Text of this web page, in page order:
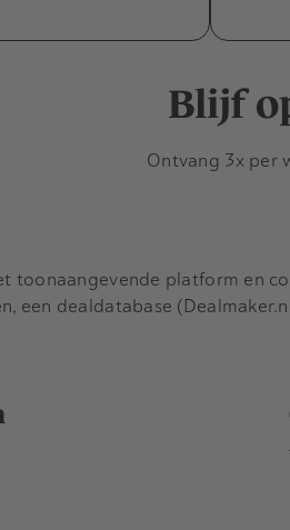
Blijf
Ontvang 3x per
toonaangevende platform en
een dealdatabase